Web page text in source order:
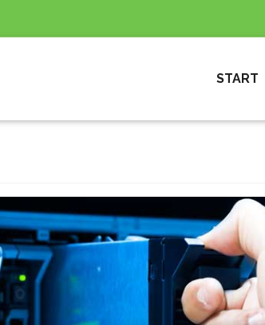
START